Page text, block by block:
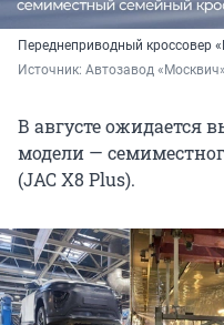
Переднеприводный кроссовер
Источник: Автозавод «Москвич»
В августе ожидается
модели —
(JAC X8 Plus).